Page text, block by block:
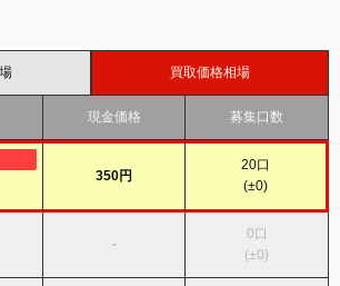
買取価格相場
現金価格 募集口数
350円
20口
(±0)
-
0 口
(±0)